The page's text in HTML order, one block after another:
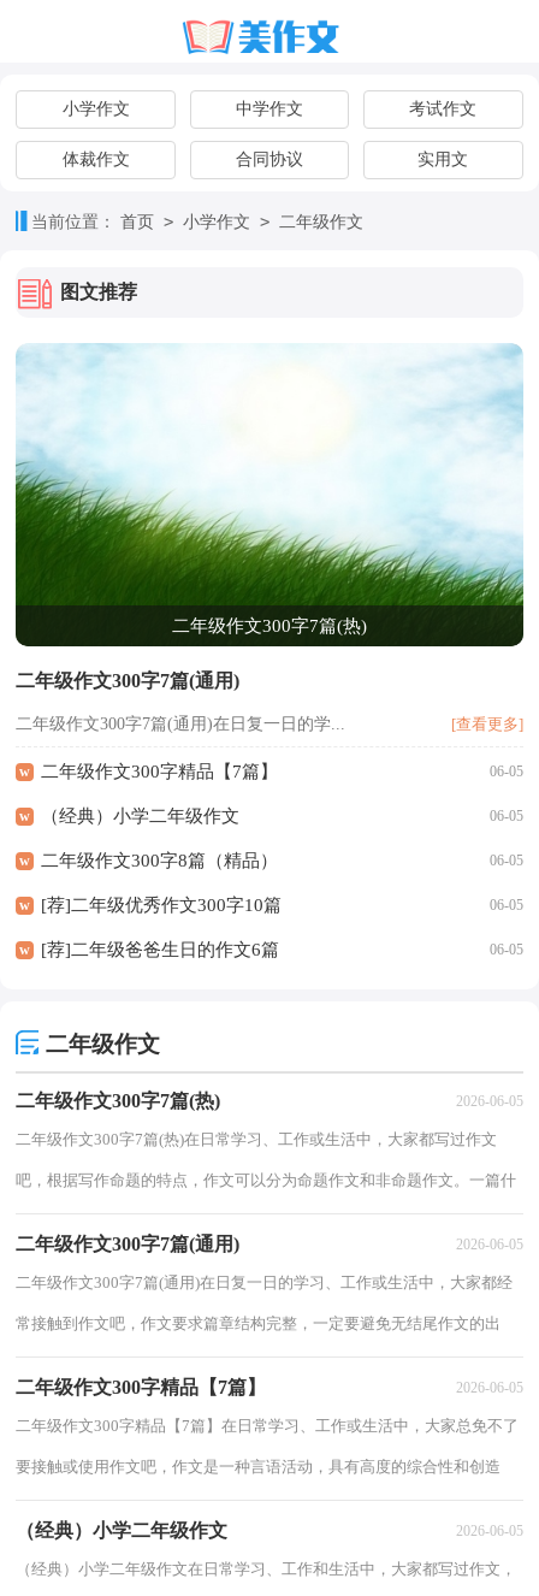
小学作文 中学作文 考试作文
体裁作文 合同协议 实用文
当前位置： 首页 > 小学作文 > 二年级作文
图文推荐
二年级作文300字7篇(热)
二年级作文300字7篇(通用)
二年级作文300字7篇(通用)在日复一日的学... [查看更多]
w 二年级作文300字精品【7篇】 06-05
w （经典）小学二年级作文 06-05
w 二年级作文300字8篇（精品） 06-05
w [荐]二年级优秀作文300字10篇 06-05
w [荐]二年级爸爸生日的作文6篇 06-05
二年级作文
二年级作文300字7篇(热) 2026-06-05
二年级作文300字7篇(热)在日常学习、工作或生活中，大家都写过作文
吧，根据写作命题的特点，作文可以分为命题作文和非命题作文。一篇什
二年级作文300字7篇(通用) 2026-06-05
二年级作文300字7篇(通用)在日复一日的学习、工作或生活中，大家都经
常接触到作文吧，作文要求篇章结构完整，一定要避免无结尾作文的出
二年级作文300字精品【7篇】 2026-06-05
二年级作文300字精品【7篇】在日常学习、工作或生活中，大家总免不了
要接触或使用作文吧，作文是一种言语活动，具有高度的综合性和创造
（经典）小学二年级作文 2026-06-05
（经典）小学二年级作文在日常学习、工作和生活中，大家都写过作文，